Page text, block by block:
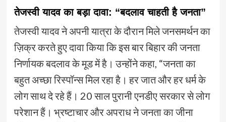
तेजस्वी यादव का बड़ा दावा: “बदलाव चाहती है जनता”
तेजस्वी यादव ने अपनी यात्रा के दौरान मिले जनसमर्थन का
ज़िक्र करते हुए दावा किया कि इस बार बिहार की जनता
निर्णायक बदलाव के मूड में है। उन्होंने कहा, “जनता का
बहुत अच्छा रिस्पॉन्स मिल रहा है। हर जात और हर धर्म के
लोग साथ दे रहे हैं। 20 साल पुरानी एनडीए सरकार से लोग
परेशान हैं। भ्रष्टाचार और अपराध ने जनता का जीना